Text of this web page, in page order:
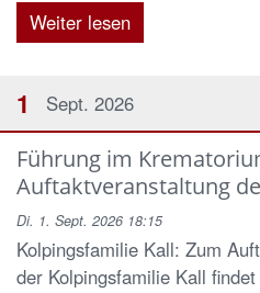
Weiter lesen
1 Sept. 2026
Führung im
Auftaktveranstaltung
Di. 1. Sept. 2026 18:15
Kolpingsfamilie Kall: Zum
der Kolpingsfamilie Kall